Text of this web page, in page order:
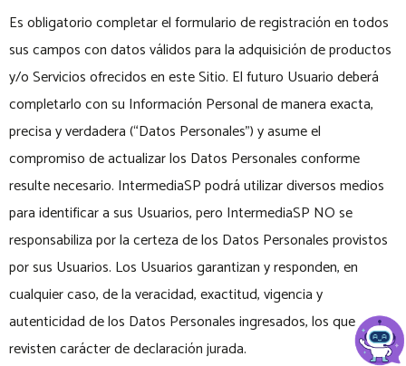
Es obligatorio completar el formulario de registración en todos
sus campos con datos válidos para la adquisición de productos
y/o Servicios ofrecidos en este Sitio. El futuro Usuario deberá
completarlo con su Información Personal de manera exacta,
precisa y verdadera (“Datos Personales”) y asume el
compromiso de actualizar los Datos Personales conforme
resulte necesario. IntermediaSP podrá utilizar diversos medios
para identificar a sus Usuarios, pero IntermediaSP NO se
responsabiliza por la certeza de los Datos Personales provistos
por sus Usuarios. Los Usuarios garantizan y responden, en
cualquier caso, de la veracidad, exactitud, vigencia y
autenticidad de los Datos Personales ingresados, los que
revisten carácter de declaración jurada.